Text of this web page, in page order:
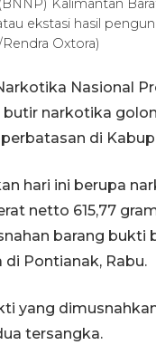
Kalimantan
ekstasi hasil
Oxtora)
Nasional
butir narkotika
di
hari ini berupa
netto 615,77
barang bukti
Pontianak, Rabu.
yang
tersangka.